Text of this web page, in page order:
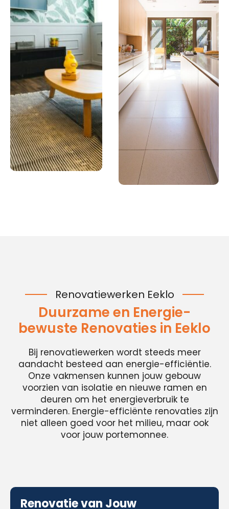
Renovatiewerken Eeklo
Duurzame en Energie-
bewuste Renovaties in Eeklo
Bij renovatiewerken wordt steeds meer
aandacht besteed aan energie-efficiëntie.
Onze vakmensen kunnen jouw gebouw
voorzien van isolatie en nieuwe ramen en
deuren om het energieverbruik te
verminderen. Energie-efficiënte renovaties zijn
niet alleen goed voor het milieu, maar ook
voor jouw portemonnee.
Renovatie van Jouw